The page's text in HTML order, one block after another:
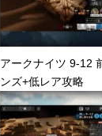
アークナイツ 9-12
ンズ+低レア攻略